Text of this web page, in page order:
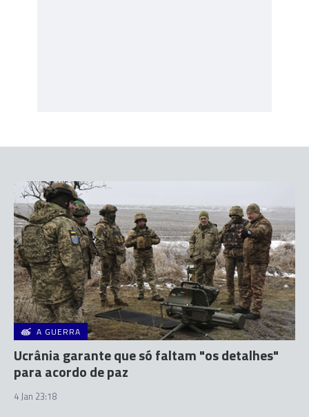
A GUERRA
Ucrânia garante que só faltam "os detalhes"
para acordo de paz
4 Jan 23:18